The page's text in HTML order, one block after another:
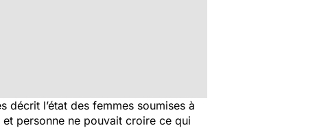
décrit l’état des femmes soumises à
personne ne pouvait croire ce qui